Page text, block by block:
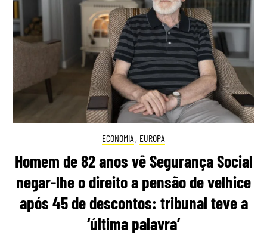
ECONOMIA , EUROPA
Homem de 82 anos vê Segurança Social
negar-lhe o direito a pensão de velhice
após 45 de descontos: tribunal teve a
‘última palavra’